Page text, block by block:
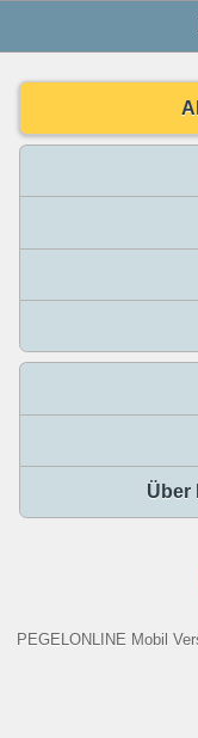
Über
PEGELONLINE Mobil